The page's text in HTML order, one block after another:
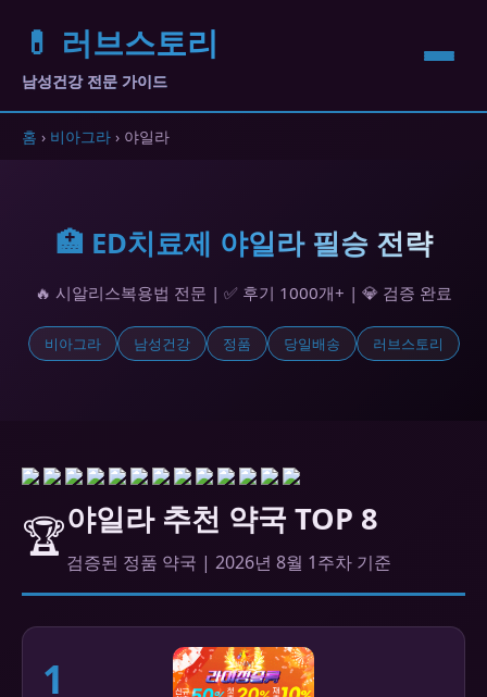
💊 러브스토리
남성건강 전문 가이드
홈 › 비아그라 › 야일라
🏥 ED치료제 야일라 필승 전략
🔥 시알리스복용법 전문 | ✅ 후기 1000개+ | 💎 검증 완료
비아그라 남성건강 정품 당일배송 러브스토리
🏆야일라 추천 약국 TOP 8
검증된 정품 약국 | 2026년 8월 1주차 기준
1